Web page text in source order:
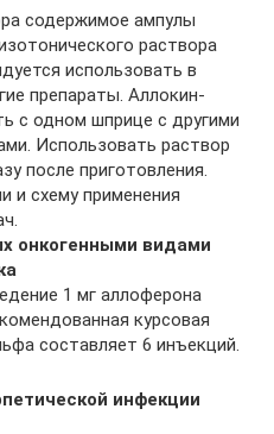
содержимое ампулы
раствора
использовать в
препараты. Аллокин-
с одном шприце с другими
Использовать раствор
после приготовления.
и схему применения
онкогенными видами
1 мг аллоферона
курсовая
составляет 6 инъекций.
инфекции